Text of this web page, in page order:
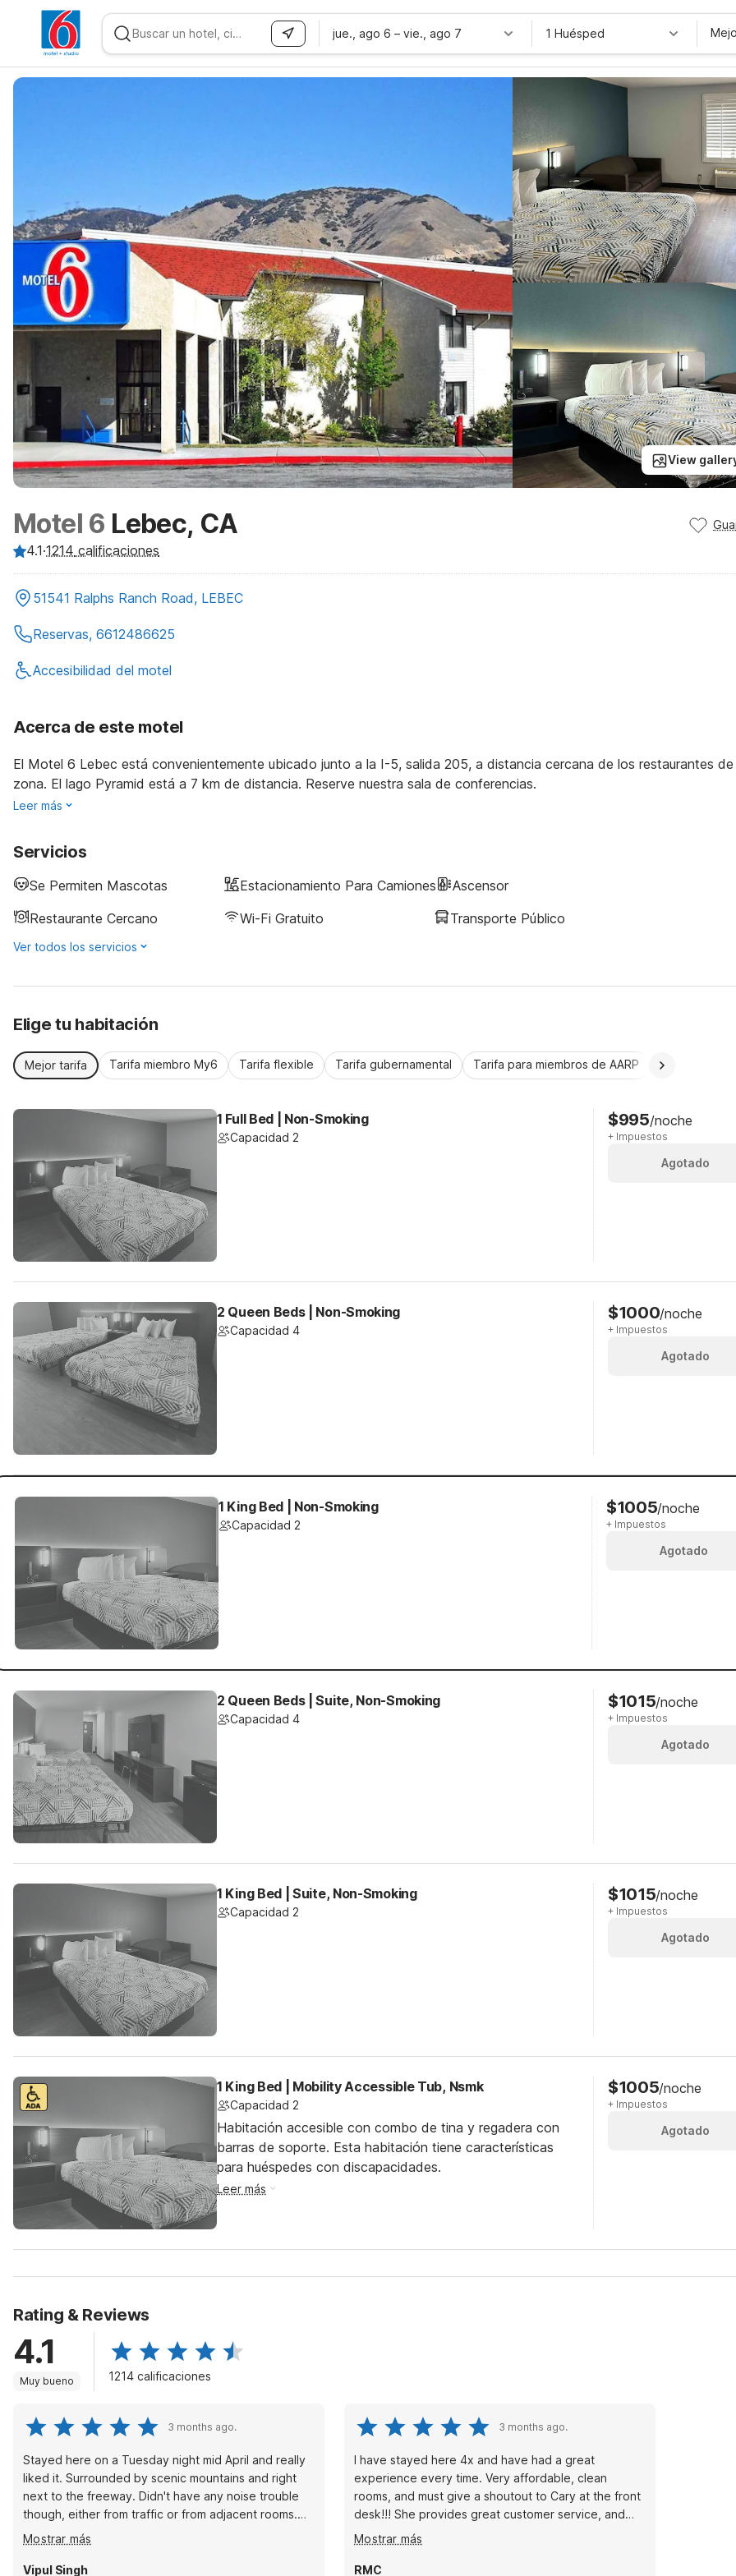
jue., ago 6 – vie., ago 7 1 Huésped
View
Motel 6 Lebec, CA
4.1·1214 calificaciones
51541 Ralphs Ranch Road, LEBEC
Reservas, 6612486625
Accesibilidad del motel
Acerca de este motel
El Motel 6 Lebec está convenientemente ubicado junto a la I-5, salida 205, a distancia cercana de los restaurantes de
zona. El lago Pyramid está a 7 km de distancia. Reserve nuestra sala de conferencias.
Leer más
Servicios
Se Permiten Mascotas Estacionamiento Para Camiones
Ascensor
Restaurante Cercano
Wi-Fi Gratuito Transporte Público
Ver todos los servicios
Elige tu habitación
Mejor tarifa Tarifa miembro My6 Tarifa flexible Tarifa gubernamental Tarifa para miembros de AARP
1 Full Bed | Non-Smoking
Capacidad 2
$995/noche
+ Impuestos
Agotado
2 Queen Beds | Non-Smoking
Capacidad 4
$1000/noche
+ Impuestos
Agotado
1 King Bed | Non-Smoking
Capacidad 2
$1005/noche
+ Impuestos
Agotado
2 Queen Beds | Suite, Non-Smoking
Capacidad 4
$1015/noche
+ Impuestos
Agotado
1 King Bed | Suite, Non-Smoking
Capacidad 2
$1015/noche
+ Impuestos
Agotado
1 King Bed | Mobility Accessible Tub, Nsmk
Capacidad 2
Habitación accesible con combo de tina y regadera con
barras de soporte. Esta habitación tiene características
para huéspedes con discapacidades.
Leer más
$1005/noche
+ Impuestos
Agotado
Rating & Reviews
4.1
Muy bueno 1214 calificaciones
3 months ago.
Stayed here on a Tuesday night mid April and really
liked it. Surrounded by scenic mountains and right
next to the freeway. Didn't have any noise trouble
though, either from traffic or from adjacent rooms.
They serve coffee in the morning. There's a gas
station and a Wendy's right next to the motel. My
room was very spacious and clean with plenty of
Mostrar más
Vipul Singh
3 months ago.
I have stayed here 4x and have had a great
experience every time. Very affordable, clean
rooms, and must give a shoutout to Cary at the front
desk!!! She provides great customer service, and
has always been very nice & professional! It’s a great
place to stay if you’re traveling between SoCal and
NorCal.
Mostrar más
RMC